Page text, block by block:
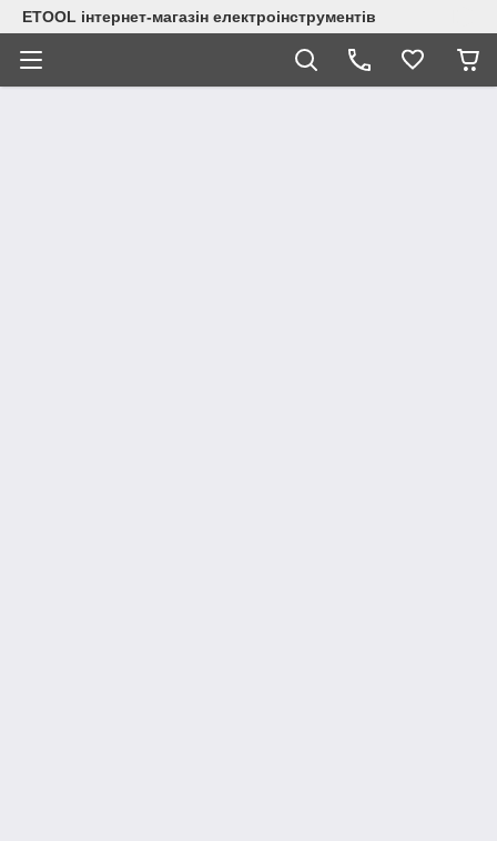
ETOOL інтернет-магазін електроінструментів